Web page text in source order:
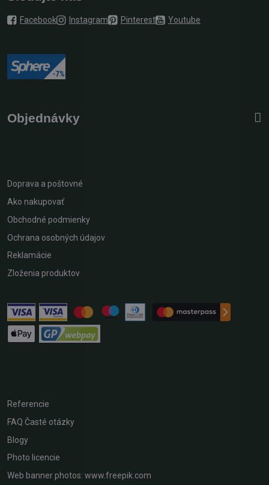
Facebook Instagram Pinterest Youtube
Objednávky
Doprava a poštovné
Ako nakupovať
Obchodné podmienky
Ochrana osobných údajov
Reklamácie
Zloženia produktov
Referencie
FAQ Časté otázky
Blogy
Photo licencie
Web banner photos: www.freepik.com